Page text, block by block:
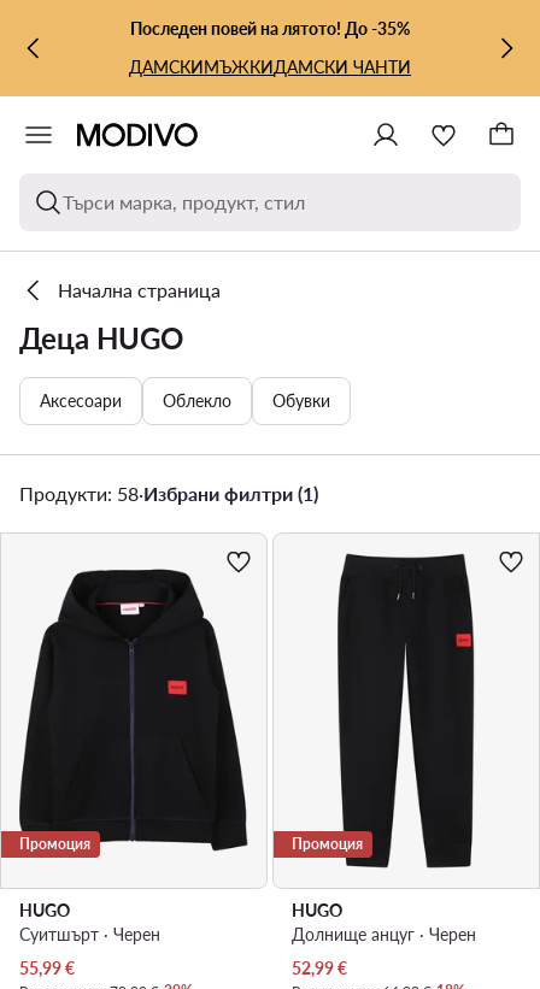
КЪМ ОСНОВНОТО СЪДЪРЖАНИЕ
КЪМ ТЪРСЕНЕПоследен повей на лятото! До -35%
ДАМСКИМЪЖКИДАМСКИ ЧАНТИ
Търси марка, продукт, стил
Начална страница
Деца HUGO
Аксесоари Облекло Обувки
Продукти: 58·Избрани филтри (1)
Промоция
HUGO
Суитшърт · Черен
Актуална цена
55,99€
Промоция
HUGO
Долнище анцуг · Черен
Актуална цена
52,99€